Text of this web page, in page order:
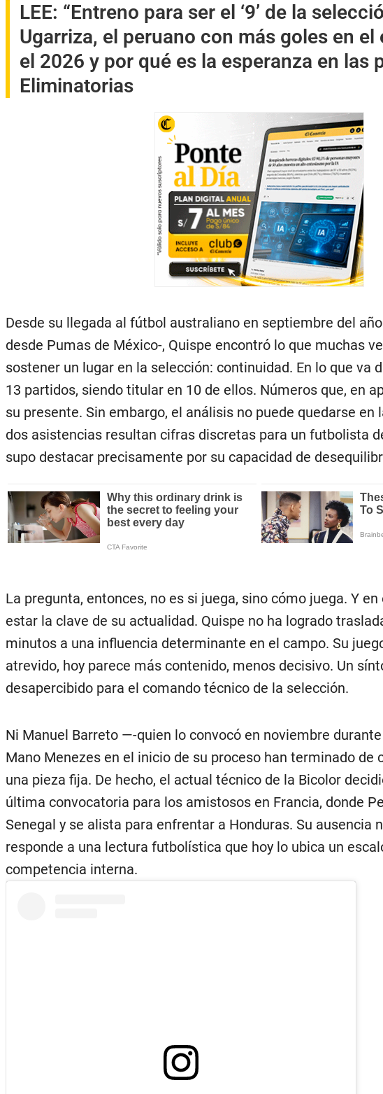
LEE: “Entreno para ser el ‘9’ de la
Ugarriza, el peruano con más goles en el
el 2026 y por qué es la esperanza en las
Eliminatorias
Desde su llegada al fútbol australiano en septiembre del
desde Pumas de México-, Quispe encontró lo que muchas
sostener un lugar en la selección: continuidad. En lo que va
13 partidos, siendo titular en 10 de ellos. Números que, en
su presente. Sin embargo, el análisis no puede quedarse en
dos asistencias resultan cifras discretas para un futbolista
supo destacar precisamente por su capacidad de
La pregunta, entonces, no es si juega, sino cómo juega. Y
estar la clave de su actualidad. Quispe no ha logrado
minutos a una influencia determinante en el campo. Su
atrevido, hoy parece más contenido, menos decisivo. Un
desapercibido para el comando técnico de la selección.
Ni Manuel Barreto —-quien lo convocó en noviembre
Mano Menezes en el inicio de su proceso han terminado de
una pieza fija. De hecho, el actual técnico de la Bicolor
última convocatoria para los amistosos en Francia, donde
Senegal y se alista para enfrentar a Honduras. Su ausencia
responde a una lectura futbolística que hoy lo ubica un
competencia interna.